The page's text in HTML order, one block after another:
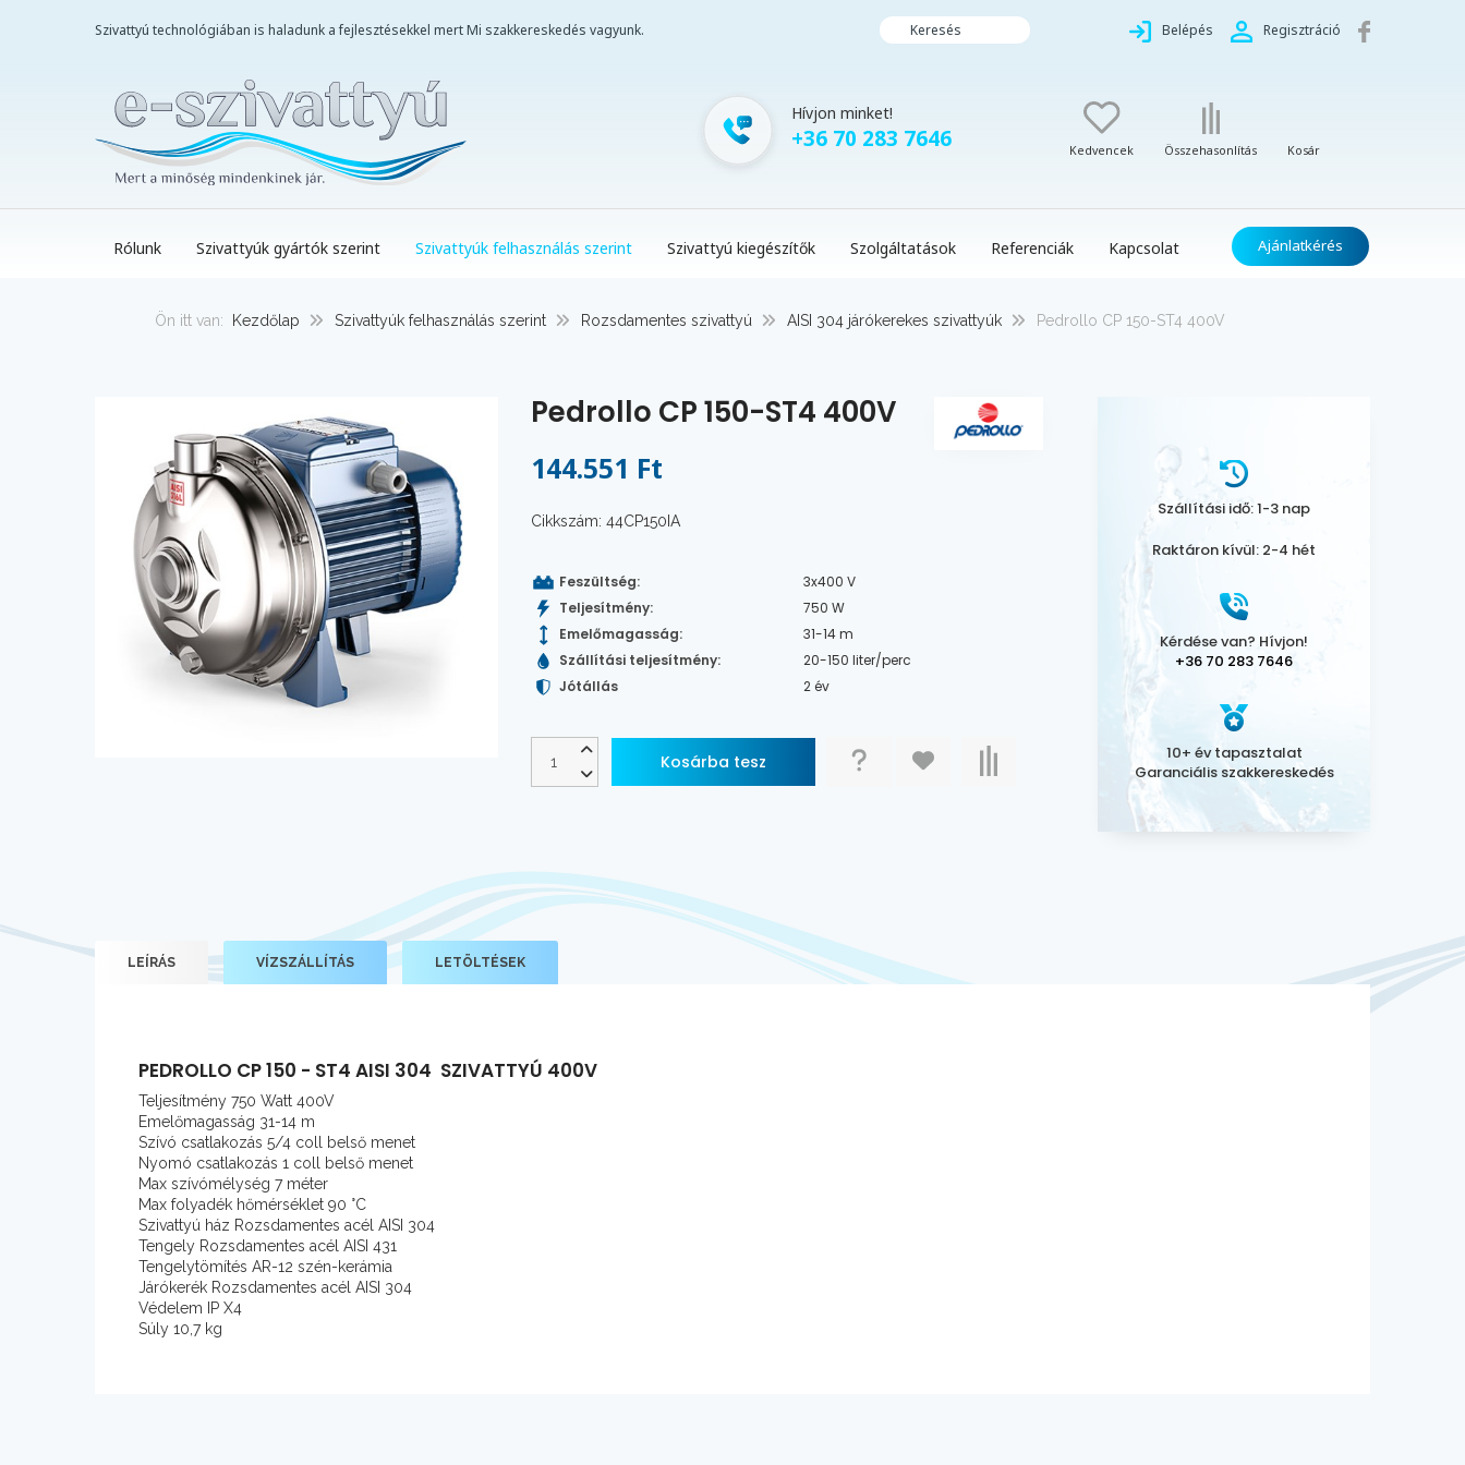
Szivattyú technológiában is haladunk a fejlesztésekkel mert Mi szakkereskedés vagyunk. Keresés Belépés Regisztráció
Hívjon minket!
+36 70 283 7646 Kedvencek Összehasonlítás Kosár
Rólunk Szivattyúk gyártók szerint Szivattyúk felhasználás szerint Szivattyú kiegészítők Szolgáltatások Referenciák Kapcsolat Ajánlatkérés
Ön itt van: Kezdőlap Szivattyúk felhasználás szerint Rozsdamentes szivattyú AISI 304 járókerekes szivattyúk Pedrollo CP 150-ST4 400V
Pedrollo CP 150-ST4 400V
144.551 Ft
Cikkszám: 44CP150IA
Feszültség:
3x400 V
Teljesítmény:
750 W
Emelőmagasság:
31-14 m
Szállítási teljesítmény:
20-150 liter/perc
Jótállás
2 év
Szállítási idő: 1-3 nap
Raktáron kívül: 2-4 hét
Kérdése van? Hívjon!
+36 70 283 7646
10+ év tapasztalat
Garanciális szakkereskedés
LEÍRÁS VÍZSZÁLLÍTÁS LETÖLTÉSEK
PEDROLLO CP 150 - ST4 AISI 304 SZIVATTYÚ 400V
Teljesítmény 750 Watt 400V
Emelőmagasság 31-14 m
Szívó csatlakozás 5/4 coll belső menet
Nyomó csatlakozás 1 coll belső menet
Max szívómélység 7 méter
Max folyadék hőmérséklet 90 °C
Szivattyú ház Rozsdamentes acél AISI 304
Tengely Rozsdamentes acél AISI 431
Tengelytömítés AR-12 szén-kerámia
Járókerék Rozsdamentes acél AISI 304
Védelem IP X4
Súly 10,7 kg